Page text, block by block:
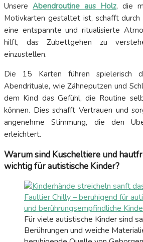
Unsere Abendroutine aus Holz, die
Motivkarten gestaltet ist, schafft durch
eine entspannte und ritualisierte
hilft, das Zubettgehen zu
einzustellen.
Die 15 Karten führen spielerisch
Abendrituale, wie Zähneputzen und
dem Kind das Gefühl, die Routine
können. Dies schafft Vertrauen und
angenehme Stimmung, die den
erleichtert.
Warum sind Kuscheltiere und
wichtig für autistische Kinder?
Für viele autistische Kinder sind
Berührungen und weiche